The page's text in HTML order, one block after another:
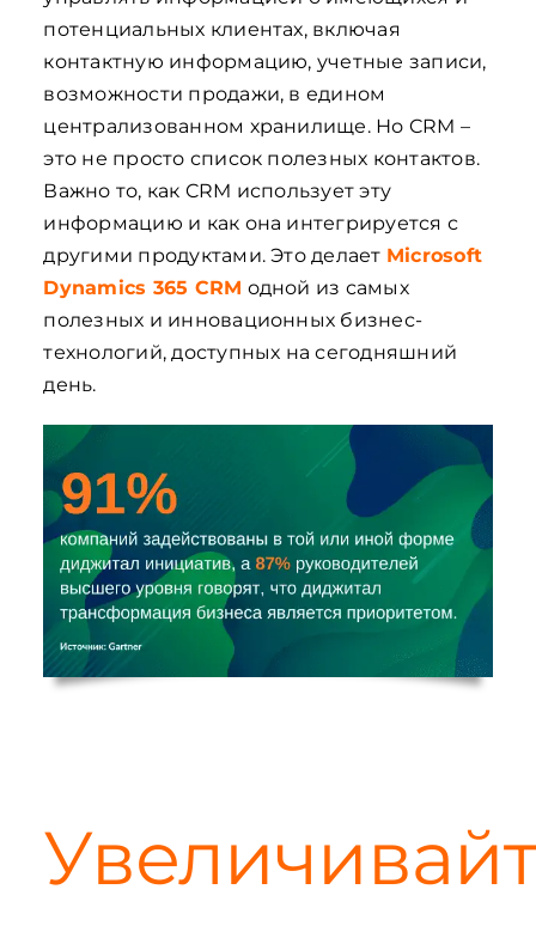
потенциальных клиентах, включая
контактную информацию, учетные записи,
возможности продажи, в едином
централизованном хранилище. Но CRM –
это не просто список полезных контактов.
Важно то, как CRM использует эту
информацию и как она интегрируется с
другими продуктами. Это делает Microsoft
Dynamics 365 CRM одной из самых
полезных и инновационных бизнес-
технологий, доступных на сегодняшний
день.